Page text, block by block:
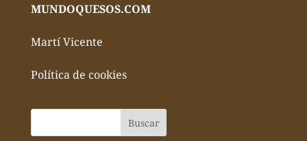
MUNDOQUESOS.COM
Martí Vicente
Política de cookies